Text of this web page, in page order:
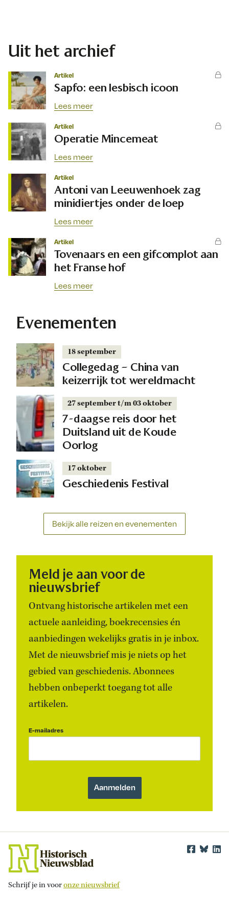
Uit het archief
Artikel
Sapfo: een lesbisch icoon
Lees meer
Artikel
Operatie Mincemeat
Lees meer
Artikel
Antoni van Leeuwenhoek zag
minidiertjes onder de loep
Lees meer
Artikel
Tovenaars en een gifcomplot aan
het Franse hof
Lees meer
Evenementen
18 september
Collegedag – China van
keizerrijk tot wereldmacht
27 september t/m 03 oktober
7-daagse reis door het
Duitsland uit de Koude
Oorlog
17 oktober
Geschiedenis Festival
Bekijk alle reizen en evenementen
Meld je aan voor de
nieuwsbrief
Ontvang historische artikelen met een
actuele aanleiding, boekrecensies én
aanbiedingen wekelijks gratis in je inbox.
Met de nieuwsbrief mis je niets op het
gebied van geschiedenis. Abonnees
hebben onbeperkt toegang tot alle
artikelen.
E-mailadres
Schrijf je in vooronze nieuwsbrief